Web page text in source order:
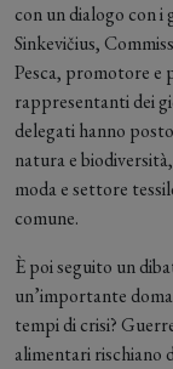
con un dialogo con
Sinkevičius,
Pesca, promotore e
rappresentanti dei
delegati hanno
natura e
moda e settore
comune.
È poi seguito un
un’importante
tempi di crisi?
alimentari rischiano